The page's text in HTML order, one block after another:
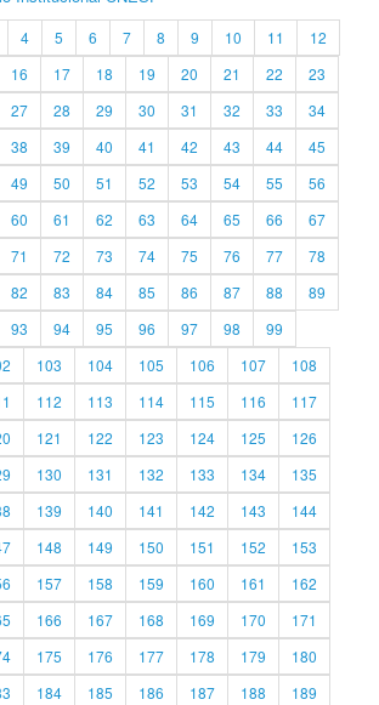
4 5 6 7 8 9 10 11
12
16 17 18 19 20 21 22
23
27 28 29 30 31 32 33
34
38 39 40 41 42 43 44
45
49 50 51 52 53 54 55
56
60 61 62 63 64 65 66
67
71 72 73 74 75 76 77
78
82 83 84 85 86 87 88
89
93 94 95 96 97 98
99
103 104 105 106 107
108
112 113 114 115 116
117
121 122 123 124 125
126
130 131 132 133 134
135
139 140 141 142 143
144
148 149 150 151 152
153
157 158 159 160 161
162
166 167 168 169 170
171
175 176 177 178 179
180
184 185 186 187 188
189